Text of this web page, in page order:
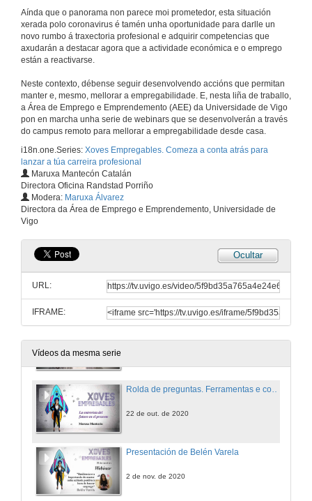
Aínda que o panorama non parece moi prometedor, esta situación
xerada polo coronavirus é tamén unha oportunidade para darlle un
novo rumbo á traxectoria profesional e adquirir competencias que
axudarán a destacar agora que a actividade económica e o emprego
están a reactivarse.
Neste contexto, débense seguir desenvolvendo accións que permitan
manter e, mesmo, mellorar a empregabilidade. E, nesta liña de traballo,
a Área de Emprego e Emprendemento (AEE) da Universidade de Vigo
pon en marcha unha serie de webinars que se desenvolverán a través
do campus remoto para mellorar a empregabilidade desde casa.
i18n.one.Series: Xoves Empregables. Comeza a conta atrás para
lanzar a túa carreira profesional
Maruxa Mantecón Catalán
Directora Oficina Randstad Porriño
Modera: Maruxa Álvarez
Directora da Área de Emprego e Emprendemento, Universidade de
Vigo
Ocultar
URL:
IFRAME:
Vídeos da mesma serie
8 de out. de 2020
15 de out. de 2020
Conferencia
15 de out. de 2020
Presentación de Maruxa Mantecón
22 de out. de 2020
Ferramentas e consellos para enfrontarte con maior seguridade a unha entrevista de traballo
Rolda de preguntas. Ferramentas e consellos para enfrontarte con maior seguridade a unha entrevista de traballo
22 de out. de 2020
Presentación de Belén Varela
2 de nov. de 2020